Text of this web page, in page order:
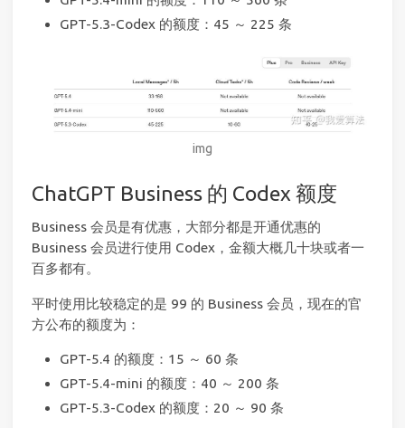
GPT-5.3-Codex 的额度：45 ～ 225 条
img
ChatGPT Business 的 Codex 额度
Business 会员是有优惠，大部分都是开通优惠的
Business 会员进行使用 Codex，金额大概几十块或者一
百多都有。
平时使用比较稳定的是 99 的 Business 会员，现在的官
方公布的额度为：
GPT-5.4 的额度：15 ～ 60 条
GPT-5.4-mini 的额度：40 ～ 200 条
GPT-5.3-Codex 的额度：20 ～ 90 条